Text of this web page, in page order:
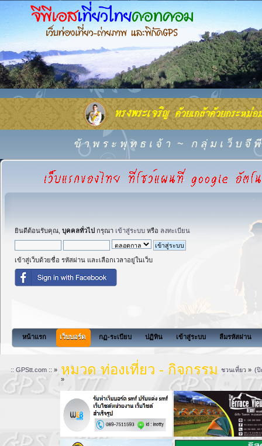
ข้ า พ ร ะ พุ ท ธ เ จ้ า ~ ก ลุ่ ม เ ว็ บ จี
ยินดีต้อนรับคุณ, บุคคลทั่วไป กรุณา เข้าสู่ระบบ หรือ ลงทะเบียน
เข้าสู่เว็บด้วยชื่อ รหัสผ่าน และเลือกเวลาอยู่ในเว็บ
หน้าแรก เว็บบอร์ด กฏ-ระเบียบ ปฏิทิน เข้าสู่ระบบ ลืมรหัสผ่าน
:: GPStt.com :: » หมวด ท่องเที่ยว - กิจกรรม
»
ชวนเที่ยว» (ปิ